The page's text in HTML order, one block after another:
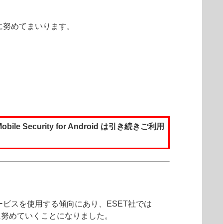
めてまいります。
Security for Android は引き続きご利用
スを使用する傾向にあり、ESET社では
めていくことになりました。